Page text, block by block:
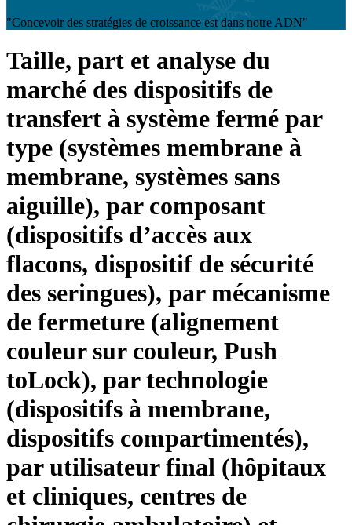
"Concevoir des stratégies de croissance est dans notre ADN"
Taille, part et analyse du
marché des dispositifs de
transfert à système fermé par
type (systèmes membrane à
membrane, systèmes sans
aiguille), par composant
(dispositifs d’accès aux
flacons, dispositif de sécurité
des seringues), par mécanisme
de fermeture (alignement
couleur sur couleur, Push
toLock), par technologie
(dispositifs à membrane,
dispositifs compartimentés),
par utilisateur final (hôpitaux
et cliniques, centres de